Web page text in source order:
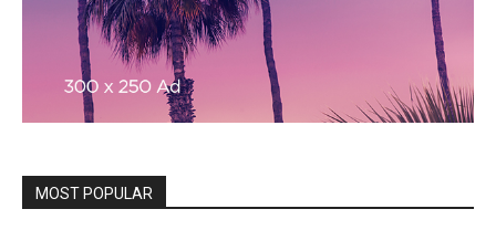
MOST POPULAR